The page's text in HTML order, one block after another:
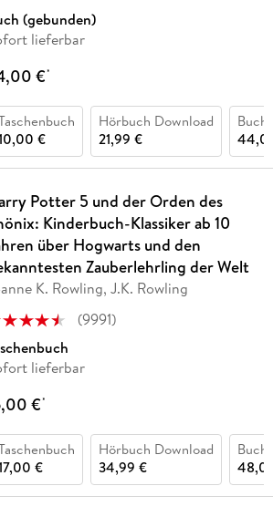
(gebunden)
lieferbar
€*
€
Hörbuch Download
21,99 €
Buch
Potter 5 und der Orden des
Kinderbuch-Klassiker ab 10
über Hogwarts und den
Zauberlehrling der Welt
K. Rowling, J.K. Rowling
(9991)
lieferbar
€*
€
Hörbuch Download
34,99 €
Buch